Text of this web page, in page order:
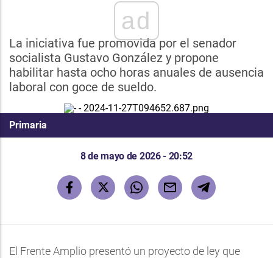
ad
La iniciativa fue promovida por el senador
socialista Gustavo González y propone
habilitar hasta ocho horas anuales de ausencia
laboral con goce de sueldo.
Primaria
8 de mayo de 2026 - 20:52
El Frente Amplio presentó un proyecto de ley que